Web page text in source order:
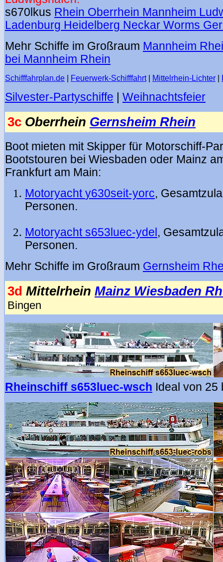
s670lkus Rhein Oberrhein Mannheim
Ladenburg Heidelberg Neckar Worms
Mehr Schiffe im Großraum Mannheim
bei Mannheim Rhein
Schifffahrplan.de Feuerwerk-Schifffahrt| Mittelrhein-Lichter
Silvester-Partyschiffe Weihnachtsfeier
3c Oberrhein Gernsheim Rhein
Boot mieten mit Skipper für Motorschiff-
Bootstouren bei Wiesbaden oder Mainz
Frankfurt am Main:
Motoryacht y630seit-yorc,
Personen.
Motoryacht s653luec-ydel ,
Personen.
Mehr Schiffe im Großraum Gernsheim
3d Mittelrhein Mainz Wiesbaden
Bingen
Rheinschiff s653luec-wsch Ideal von 25